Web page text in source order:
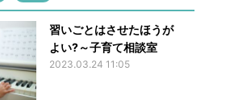
習いごとはさせたほうが
よい?～子育て相談室
2023.03.24 11:05